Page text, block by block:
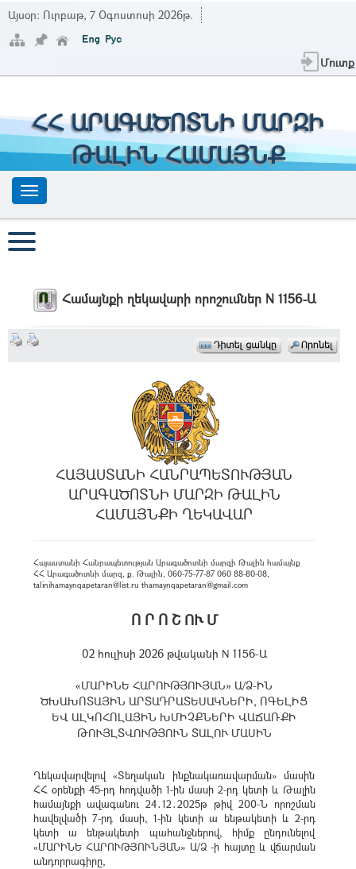
Այսօր: Ուրբաթ, 7 Օգոստոսի 2026թ.
Մուտք
ՀՀ ԱՐԱԳԱԾՈՏՆԻ ՄԱՐԶԻ
ԹԱԼԻՆ ՀԱՄԱՅՆՔ
Համայնքի ղեկավարի որոշումներ N 1156-Ա
ՀԱՅԱՍՏԱՆԻ ՀԱՆՐԱՊԵՏՈՒԹՅԱՆ
ԱՐԱԳԱԾՈՏՆԻ ՄԱՐԶԻ ԹԱԼԻՆ
ՀԱՄԱՅՆՔԻ ՂԵԿԱՎԱՐ
Հայաստանի Հանրապետության Արագածոտնի մարզի Թալին համայնք
ՀՀ Արագածոտնի մարզ, ք. Թալին, 060-75-77-87 060 88-80-08,
talinihamaynqapetaran@list.ru thamaynqapetaran@gmail.com
Ո Ր Ո Շ ՈՒ Մ
02 հուլիսի 2026 թվականի N 1156-Ա
«ՄԱՐԻՆԵ ՀԱՐՈՒԹՅՈՒՅԱՆ» Ա/Ձ-ԻՆ
ԾԽԱԽՈՏԱՅԻՆ ԱՐՏԱԴՐԱՏԵՍԱԿՆԵՐԻ, ՈԳԵԼԻՑ
ԵՎ ԱԼԿՈՀՈԼԱՅԻՆ ԽՄԻՉՔՆԵՐԻ ՎԱՃԱՌՔԻ
ԹՈՒՅԼՏՎՈՒԹՅՈՒՆ ՏԱԼՈՒ ՄԱՍԻՆ
Ղեկավարվելով «Տեղական ինքնակառավարման» մասին
ՀՀ օրենքի 45-րդ հոդվածի 1-ին մասի 2-րդ կետի և Թալին
համայնքի ավագանու 24․12․2025թ թիվ 200-Ն որոշման
հավելվածի 7-րդ մասի, 1-ին կետի ա ենթակետի և 2-րդ
կետի ա ենթակետի պահանջներով, հիմք ընդունելով
«ՄԱՐԻՆԵ ՀԱՐՈՒԹՅՈՒՆՅԱՆ» Ա/Ձ -ի հայտը և վճարման
անդորրագիրը,